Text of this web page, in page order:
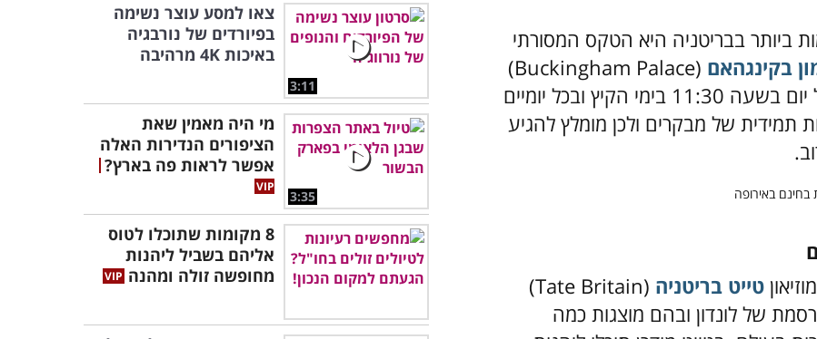
ביותר בבריטניה היא הטקס המסורתי
בקינגהאם
(Buckingham Palace‬‏)
האייקוני. הטקס המרשים מתרחש בכל יום בשעה 11:30 בימי הקיץ ובכל יומיים
של מבקרים ולכן מומלץ להגיע
טייט בריטניה
(Tate Britain)
של לונדון ובהם מוצגות כמה
3:11
צאו למסע עוצר נשימה
בפיורדים של נורבגיה
באיכות 4K מרהיבה
3:35
מי היה מאמין שאת
הציפורים הנדירות האלה
אפשר לראות פה בארץ?
8 מקומות שתוכלו לטוס
אליהם בשביל ליהנות
מחופשה זולה ומהנה